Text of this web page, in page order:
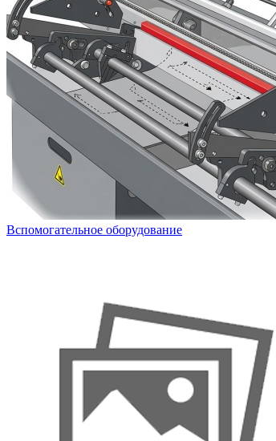
Вспомогательное оборудование